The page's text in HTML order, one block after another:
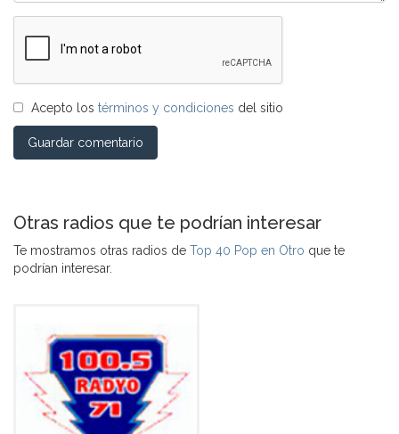
Acepto los términos y condiciones del sitio
Guardar comentario
Otras radios que te podrían interesar
Te mostramos otras radios de Top 40 Pop en Otro que te
podrían interesar.